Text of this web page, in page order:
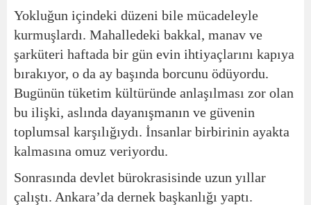
Yokluğun içindeki düzeni bile mücadeleyle
kurmuşlardı. Mahalledeki bakkal, manav ve
şarküteri haftada bir gün evin ihtiyaçlarını kapıya
bırakıyor, o da ay başında borcunu ödüyordu.
Bugünün tüketim kültüründe anlaşılması zor olan
bu ilişki, aslında dayanışmanın ve güvenin
toplumsal karşılığıydı. İnsanlar birbirinin ayakta
kalmasına omuz veriyordu.
Sonrasında devlet bürokrasisinde uzun yıllar
çalıştı. Ankara’da dernek başkanlığı yaptı.